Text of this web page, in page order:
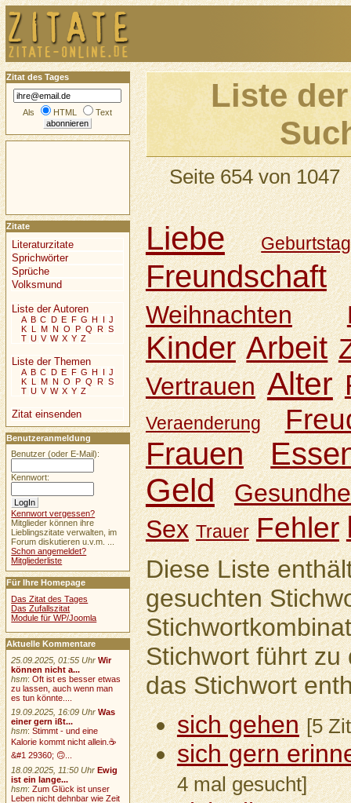
Liste
Seite 654 von 1047
Liebe Geburtstag
Freundschaft
Weihnachten
Kinder Arbeit
Vertrauen Alter
Veraenderung
Frauen
Geld
Sex Trauer Fehler
Diese Liste
gesuchten
Stichwort führt zu
das Stichwort
sich gehen [5
sich gern
4 mal gesucht]
Zitat des Tages
Als HTML Text
Zitate
Literaturzitate
Sprichwörter
Sprüche
Volksmund
Liste der Autoren
A B C D E F G H I J
K L M N O P Q R S
T U V W X Y Z
Liste der Themen
A B C D E F G H I J
K L M N O P Q R S
T U V W X Y Z
Zitat einsenden
Benutzeranmeldung
Benutzer (oder E-Mail):
Kennwort:
Kennwort vergessen?
Mitglieder können ihre
Lieblingszitate verwalten, im
Forum diskutieren u.v.m. ...
Schon angemeldet?
Mitgliederliste
Für Ihre Homepage
Das Zitat des Tages
Das Zufallszitat
Module für WP/Joomla
Aktuelle Kommentare
25.09.2025, 01:55 Uhr Wir
können nicht a...
hsm:Oft ist es besser etwas
zu lassen, auch wenn man
es tun könnte....
19.09.2025, 16:09 Uhr Was
einer gern ißt...
hsm:Stimmt - und eine
Kalorie kommt nicht allein.☕
&#1 29360; 🙃...
18.09.2025, 11:50 Uhr Ewig
ist ein lange...
hsm:Zum Glück ist unser
Leben nicht dehnbar wie Zeit